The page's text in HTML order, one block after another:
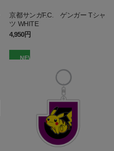
京都サンガF.C. ゲンガー Tシャ
ツ WHITE
4,950円
NEW